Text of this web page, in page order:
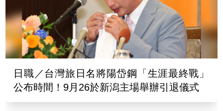
日職／台灣旅日名將陽岱鋼「生涯最終戰」
公布時間！9月26於新潟主場舉辦引退儀式